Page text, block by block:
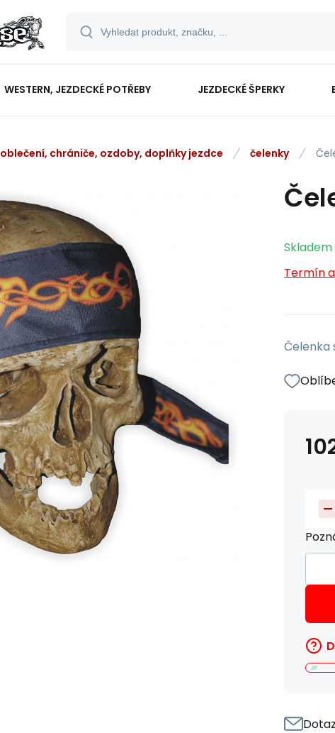
WESTERN, JEZDECKÉ POTŘEBY JEZDECKÉ ŠPERKY
oblečení, chrániče, ozdoby, doplňky jezdce čelenky
Skladem
Termín
Čelenka
Dotaz